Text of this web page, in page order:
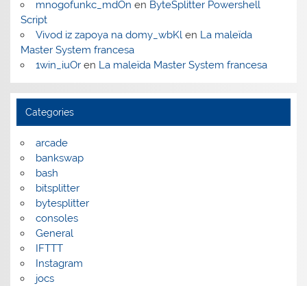
mnogofunkc_mdOn en ByteSplitter Powershell
Script
Vivod iz zapoya na domy_wbKlen La maleïda
Master System francesa
1win_iuOren La maleïda Master System francesa
Categories
arcade
bankswap
bash
bitsplitter
bytesplitter
consoles
General
IFTTT
Instagram
jocs